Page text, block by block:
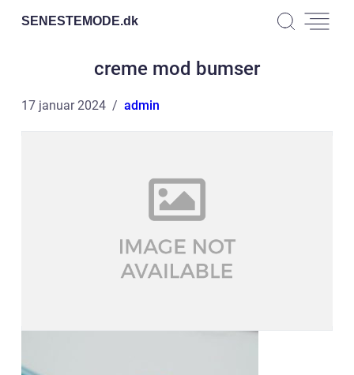
SENESTEMODE.dk
creme mod bumser
17 januar 2024 admin